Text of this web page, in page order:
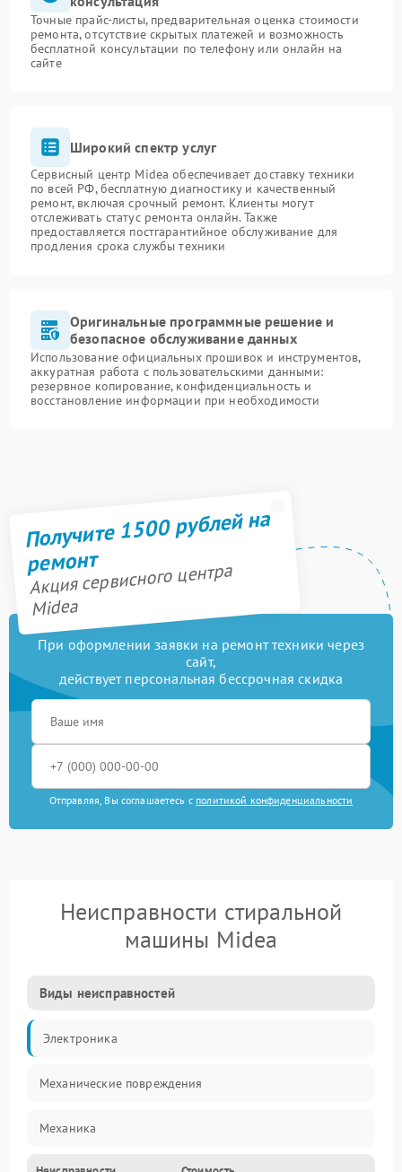
Точные прайс-листы, предварительная оценка стоимости
ремонта, отсутствие скрытых платежей и возможность
бесплатной консультации по телефону или онлайн на
сайте
Широкий спектр услуг
Сервисный центр Midea обеспечивает доставку техники
по всей РФ, бесплатную диагностику и качественный
ремонт, включая срочный ремонт. Клиенты могут
отслеживать статус ремонта онлайн. Также
предоставляется постгарантийное обслуживание для
продления срока службы техники
Оригинальные программные решение и
безопасное обслуживание данных
Использование официальных прошивок и инструментов,
аккуратная работа с пользовательскими данными:
резервное копирование, конфиденциальность и
восстановление информации при необходимости
Получите 1500 рублей на
ремонт
Акция сервисного центра
Midea
При оформлении заявки на ремонт техники через
сайт,
действует персональная бессрочная скидка
Отправляя, Вы соглашаетесь с политикой конфиденциальности
Неисправности стиральной
машины Midea
Виды неисправностей
Электроника
Механические повреждения
Механика